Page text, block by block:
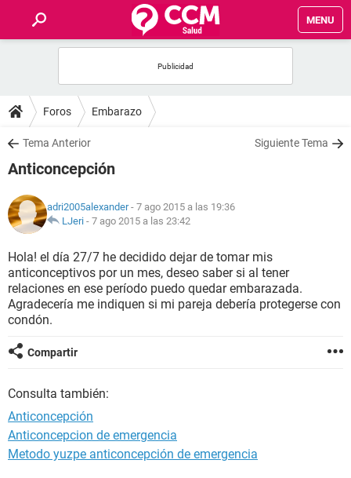
MENU
FOROS
SALUD
NUTRICIÓN
BIENESTAR
SEXUALIDAD
GLOSARIO
Foros Embarazo
Tema Anterior Siguiente Tema
Anticoncepción
adri2005alexander- 7 ago 2015 a las 19:36
LJeri - 7 ago 2015 a las 23:42
Hola! el día 27/7 he decidido dejar de tomar mis
anticonceptivos por un mes, deseo saber si al tener
relaciones en ese período puedo quedar embarazada.
Agradecería me indiquen si mi pareja debería protegerse con
condón.
Compartir
Consulta también:
Anticoncepción
Anticoncepcion de emergencia
Metodo yuzpe anticoncepción de emergencia